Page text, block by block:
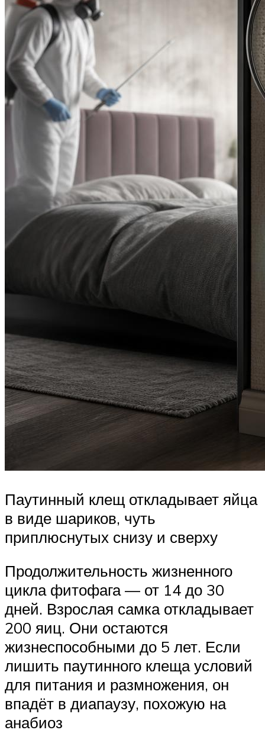
Паутинный клещ откладывает яйца
в виде шариков, чуть
приплюснутых снизу и сверху
Продолжительность жизненного
цикла фитофага — от 14 до 30
дней. Взрослая самка откладывает
200 яиц. Они остаются
жизнеспособными до 5 лет. Если
лишить паутинного клеща условий
для питания и размножения, он
впадёт в диапаузу, похожую на
анабиоз